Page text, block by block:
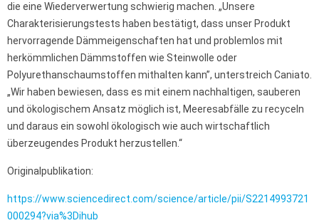
die eine Wiederverwertung schwierig machen. „Unsere
Charakterisierungstests haben bestätigt, dass unser Produkt
hervorragende Dämmeigenschaften hat und problemlos mit
herkömmlichen Dämmstoffen wie Steinwolle oder
Polyurethanschaumstoffen mithalten kann”, unterstreich Caniato.
„Wir haben bewiesen, dass es mit einem nachhaltigen, sauberen
und ökologischem Ansatz möglich ist, Meeresabfälle zu recyceln
und daraus ein sowohl ökologisch wie auch wirtschaftlich
überzeugendes Produkt herzustellen.“
Originalpublikation:
https://www.sciencedirect.com/science/article/pii/S2214993721
000294?via%3Dihub